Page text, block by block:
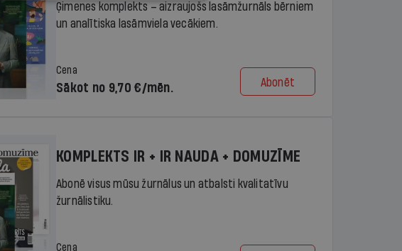
Ģimenes komplekts – aizraujošs lasāmžurnāls bērniem
un analītiska lasāmviela vecākiem.
Cena
Sākot no 9,70 €/mēn. Abonēt
KOMPLEKTS IR + IR NAUDA + DOMUZĪME
Abonē visus mūsu žurnālus un atbalsti kvalitatīvu
žurnālistiku.
Cena